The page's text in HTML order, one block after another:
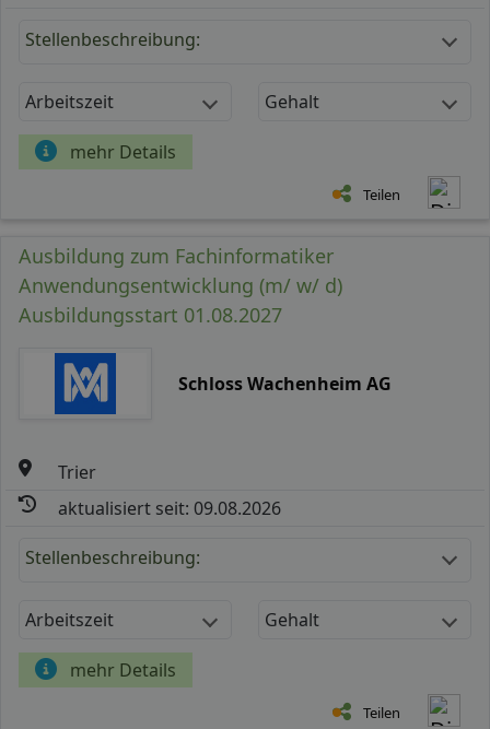
Stellenbeschreibung:
Arbeitszeit Gehalt
mehr Details
Teilen
Ausbildung zum Fachinformatiker
Anwendungsentwicklung (m/ w/ d)
Ausbildungsstart 01.08.2027
Schloss Wachenheim AG
Trier
aktualisiert seit: 09.08.2026
Stellenbeschreibung:
Arbeitszeit Gehalt
mehr Details
Teilen